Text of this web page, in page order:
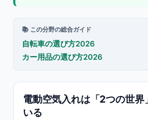
📚 この分野の総合ガイド
自転車の選び方2026
カー用品の選び方2026
電動空気入れは「2つの世界
いる